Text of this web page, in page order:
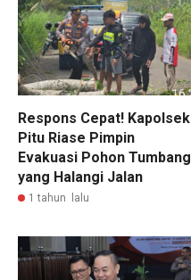
Respons Cepat! Kapolsek
Pitu Riase Pimpin
Evakuasi Pohon Tumbang
yang Halangi Jalan
1 tahun lalu